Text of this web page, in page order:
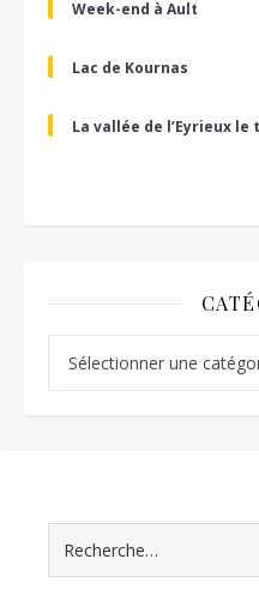
Week-end à Ault
Lac de Kournas
La vallée de l’Eyrieux le